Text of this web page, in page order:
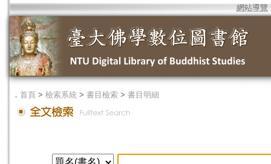
網站導覽
． 首頁 > 檢索系統 > 書目檢索 > 書目明細